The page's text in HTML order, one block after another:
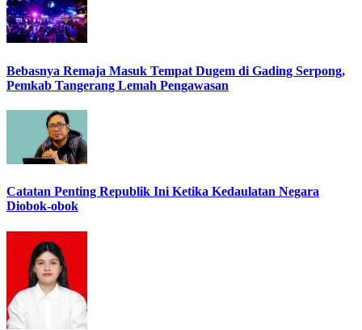
Bebasnya Remaja Masuk Tempat Dugem di Gading Serpong,
Pemkab Tangerang Lemah Pengawasan
Catatan Penting Republik Ini Ketika Kedaulatan Negara
Diobok-obok